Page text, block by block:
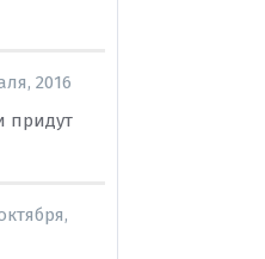
2016
придут